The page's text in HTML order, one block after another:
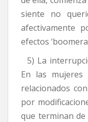
siente no
afectivamente
efectos
5) La
En las
relacionados
por
que terminan